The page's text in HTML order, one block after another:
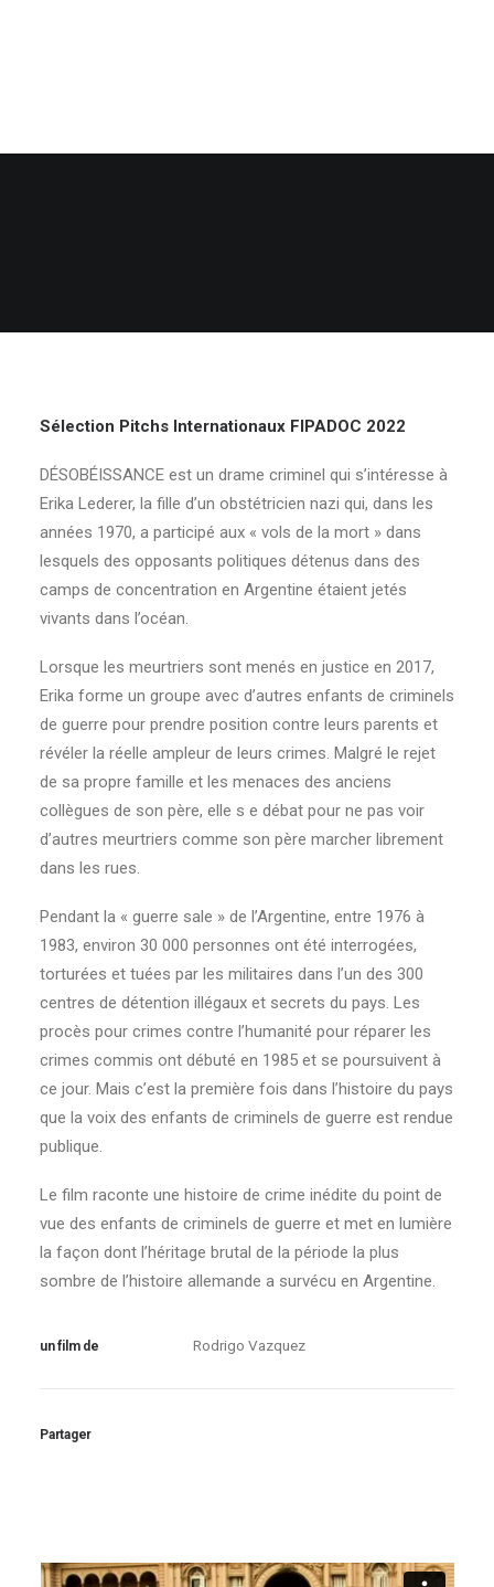
Sélection Pitchs Internationaux FIPADOC 2022
DÉSOBÉISSANCE est un drame criminel qui s’intéresse à
Erika Lederer, la fille d’un obstétricien nazi qui, dans les
années 1970, a participé aux « vols de la mort » dans
lesquels des opposants politiques détenus dans des
camps de concentration en Argentine étaient jetés
vivants dans l’océan.
Lorsque les meurtriers sont menés en justice en 2017,
Erika forme un groupe avec d’autres enfants de criminels
de guerre pour prendre position contre leurs parents et
révéler la réelle ampleur de leurs crimes. Malgré le rejet
de sa propre famille et les menaces des anciens
collègues de son père, elle s e débat pour ne pas voir
d’autres meurtriers comme son père marcher librement
dans les rues.
Pendant la « guerre sale » de l’Argentine, entre 1976 à
1983, environ 30 000 personnes ont été interrogées,
torturées et tuées par les militaires dans l’un des 300
centres de détention illégaux et secrets du pays. Les
procès pour crimes contre l’humanité pour réparer les
crimes commis ont débuté en 1985 et se poursuivent à
ce jour. Mais c’est la première fois dans l’histoire du pays
que la voix des enfants de criminels de guerre est rendue
publique.
Le film raconte une histoire de crime inédite du point de
vue des enfants de criminels de guerre et met en lumière
la façon dont l’héritage brutal de la période la plus
sombre de l’histoire allemande a survécu en Argentine.
un film de Rodrigo Vazquez
Partager